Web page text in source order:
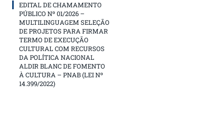
EDITAL DE CHAMAMENTO
PÚBLICO Nº 01/2026 –
MULTILINGUAGEM SELEÇÃO
DE PROJETOS PARA FIRMAR
TERMO DE EXECUÇÃO
CULTURAL COM RECURSOS
DA POLÍTICA NACIONAL
ALDIR BLANC DE FOMENTO
À CULTURA – PNAB (LEI Nº
14.399/2022)